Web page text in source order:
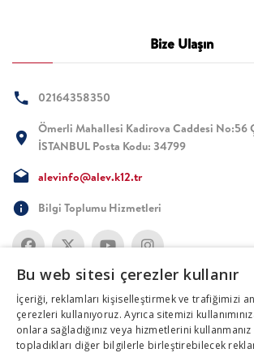
Bize Ulaşın
02164358350
Ömerli Mahallesi Kadirova Caddesi No:56
İSTANBUL Posta Kodu: 34799
alevinfo@alev.k12.tr
Bilgi Toplumu Hizmetleri
Bu web sitesi çerezler kullanır
İçeriği, reklamları kişiselleştirmek ve trafiğimizi
çerezleri kullanıyoruz. Ayrıca sitemizi
onlara sağladığınız veya hizmetlerini
topladıkları diğer bilgilerle birleştirebilecek